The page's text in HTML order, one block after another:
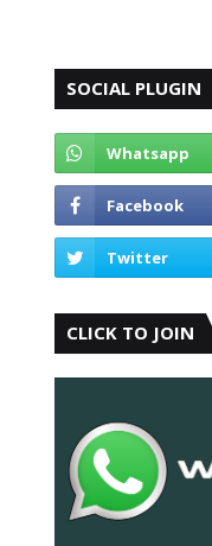
SOCIAL PLUGIN
CLICK TO JOIN